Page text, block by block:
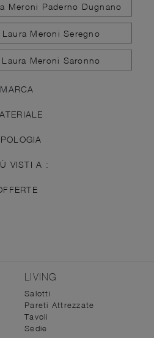
Meroni Paderno Dugnano
Meroni Seregno
Meroni Saronno
MARCA
VISTI A :
LIVING
Salotti
Pareti Attrezzate
Tavoli
Sedie